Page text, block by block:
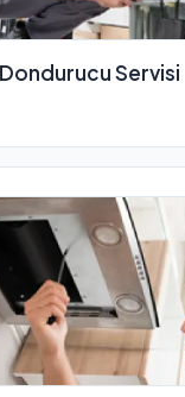
Servisi